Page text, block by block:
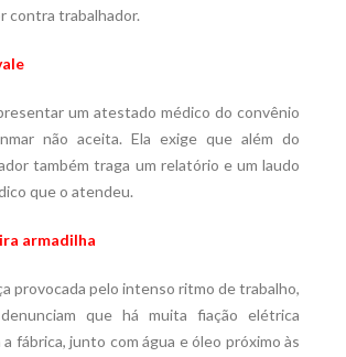
contra trabalhador.
um atestado médico do convênio
não aceita. Ela exige que além do
também traga um relatório e um laudo
que o atendeu.
armadilha
provocada pelo intenso ritmo de trabalho,
que há muita fiação elétrica
fábrica, junto com água e óleo próximo às